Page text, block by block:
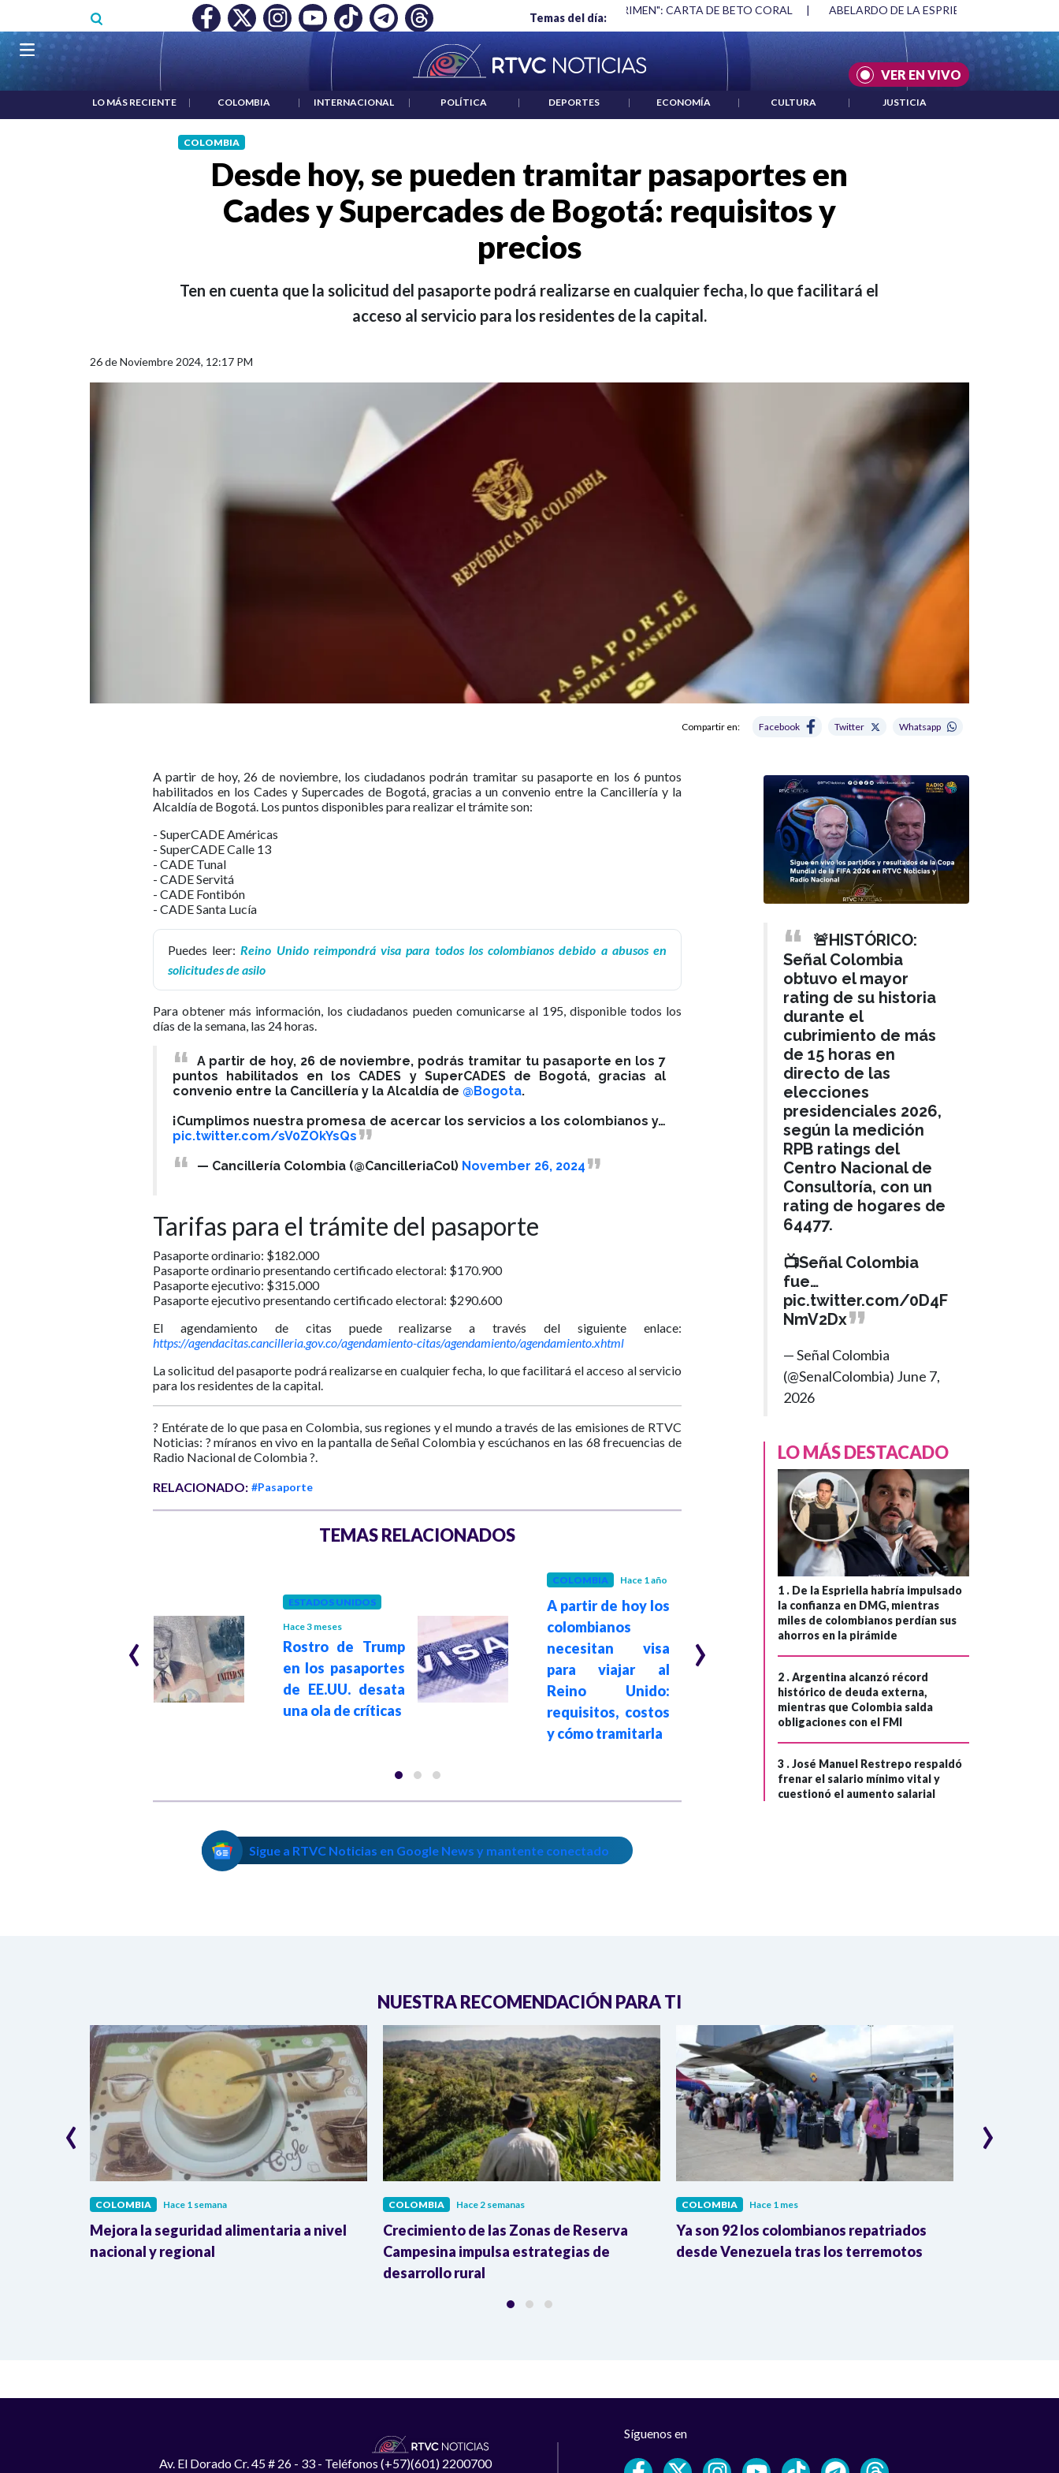
Temas del día:
RECONOCIMIENTO A RTVC SALARIO MÍNIMO NO DESTRUYÓ EMPLEO: JP MORGAN "HABLAR NO ES UN CRIMEN": CARTA DE BETO CORAL | ABELARDO DE LA ESPRIELLA Y DMG
VER EN VIVO
Navegación principal
LO MÁS RECIENTE | COLOMBIA | INTERNACIONAL | POLÍTICA | DEPORTES | ECONOMÍA | CULTURA | JUSTICIA
COLOMBIA
Desde hoy, se pueden tramitar pasaportes en
Cades y Supercades de Bogotá: requisitos y
precios
Ten en cuenta que la solicitud del pasaporte podrá realizarse en cualquier fecha, lo que facilitará el
acceso al servicio para los residentes de la capital.
26 de Noviembre 2024, 12:17 PM
Compartir en: Facebook Twitter Whatsapp
A partir de hoy, 26 de noviembre, los ciudadanos podrán tramitar su pasaporte en los 6 puntos
habilitados en los Cades y Supercades de Bogotá, gracias a un convenio entre la Cancillería y la
Alcaldía de Bogotá. Los puntos disponibles para realizar el trámite son:
- SuperCADE Américas
- SuperCADE Calle 13
- CADE Tunal
- CADE Servitá
- CADE Fontibón
- CADE Santa Lucía
Puedes leer:Reino Unido reimpondrá visa para todos los colombianos debido a abusos en
solicitudes de asilo
Para obtener más información, los ciudadanos pueden comunicarse al 195, disponible todos los
días de la semana, las 24 horas.
A partir de hoy, 26 de noviembre, podrás tramitar tu pasaporte en los 7
puntos habilitados en los CADES y SuperCADES de Bogotá, gracias al
convenio entre la Cancillería y la Alcaldía de @Bogota.
¡Cumplimos nuestra promesa de acercar los servicios a los colombianos y…
pic.twitter.com/sV0ZOkYsQs
— Cancillería Colombia (@CancilleriaCol) November 26, 2024
Tarifas para el trámite del pasaporte
Pasaporte ordinario: $182.000
Pasaporte ordinario presentando certificado electoral: $170.900
Pasaporte ejecutivo: $315.000
Pasaporte ejecutivo presentando certificado electoral: $290.600
El agendamiento de citas puede realizarse a través del siguiente enlace:
https://agendacitas.cancilleria.gov.co/agendamiento-citas/agendamiento/agendamiento.xhtml
La solicitud del pasaporte podrá realizarse en cualquier fecha, lo que facilitará el acceso al servicio
para los residentes de la capital.
? Entérate de lo que pasa en Colombia, sus regiones y el mundo a través de las emisiones de RTVC
Noticias: ? míranos en vivo en la pantalla de Señal Colombia y escúchanos en las 68 frecuencias de
Radio Nacional de Colombia ?.
RELACIONADO: #Pasaporte
TEMAS RELACIONADOS
pasaporte a
ESTADOS UNIDOS
Hace 3 meses
Rostro de Trump
en los pasaportes
de EE.UU. desata
una ola de críticas
COLOMBIA Hace 1 año
A partir de hoy los
colombianos
necesitan visa
para viajar al
Reino Unido:
requisitos, costos
y cómo tramitarla
COLOMBIA Hace 1 año
A partir del 3 de
octubre, el
Gobierno
colombiano
implementará
mejoras en el
servicio de
pasaportes
‹ ›
Sigue a RTVC Noticias en Google News y mantente conectado
🚨HISTÓRICO:
Señal Colombia
obtuvo el mayor
rating de su historia
durante el
cubrimiento de más
de 15 horas en
directo de las
elecciones
presidenciales 2026,
según la medición
RPB ratings del
Centro Nacional de
Consultoría, con un
rating de hogares de
64477.
📺Señal Colombia
fue…
pic.twitter.com/0D4F
NmV2Dx
— Señal Colombia
(@SenalColombia) June 7,
2026
LO MÁS DESTACADO
1 . De la Espriella habría impulsado
la confianza en DMG, mientras
miles de colombianos perdían sus
ahorros en la pirámide
2 .Argentina alcanzó récord
histórico de deuda externa,
mientras que Colombia salda
obligaciones con el FMI
3 .José Manuel Restrepo respaldó
frenar el salario mínimo vital y
cuestionó el aumento salarial
NUESTRA RECOMENDACIÓN PARA TI
COLOMBIA Hace 1 semana
Mejora la seguridad alimentaria a nivel
nacional y regional
COLOMBIA Hace 2 semanas
Crecimiento de las Zonas de Reserva
Campesina impulsa estrategias de
desarrollo rural
COLOMBIA Hace 1 mes
Ya son 92 los colombianos repatriados
desde Venezuela tras los terremotos
‹ ›
Av. El Dorado Cr. 45 # 26 - 33 - Teléfonos (+57)(601) 2200700
Síguenos en